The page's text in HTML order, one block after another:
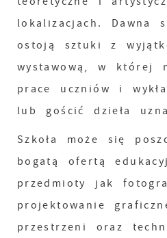
lokalizacjach. Dawna
ostoją sztuki z
wystawową, w której
prace uczniów i
lub gościć dzieła
Szkoła może się
bogatą ofertą
przedmioty jak
projektowanie
przestrzeni oraz